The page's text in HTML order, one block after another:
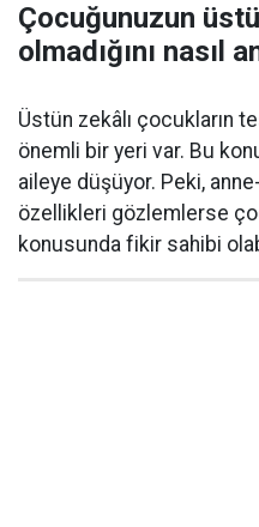
Çocuğunuzun
olmadığını nasıl
Üstün zekâlı çocukların
önemli bir yeri var. Bu
aileye düşüyor. Peki,
özellikleri gözlemlerse
konusunda fikir sahibi